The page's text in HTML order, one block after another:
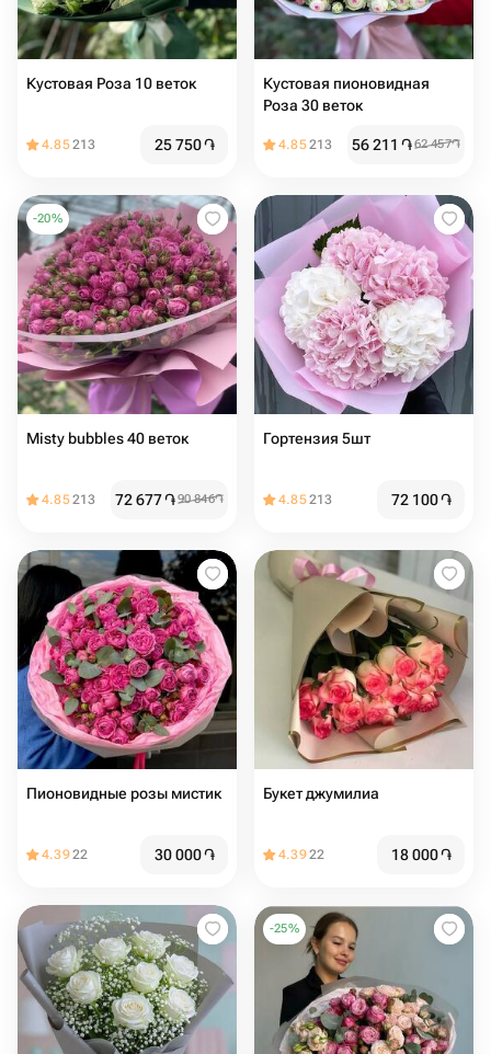
Кустовая Роза 10 веток
4.85213 25 750֏
Кустовая пионовидная
Роза 30 веток
4.85213 56 211 ֏62 457֏
-20%
Misty bubbles 40 веток
4.85213 72 677֏90 846֏
Гортензия 5шт
4.85213 72 100֏
Пионовидные розы мистик
4.3922 30 000֏
Букет джумилиа
4.3922 18 000֏
-25%